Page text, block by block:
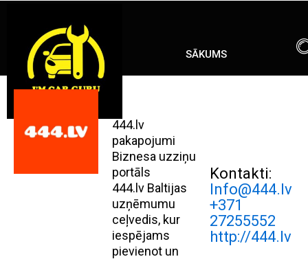
SĀKUMS
444.lv
pakapojumi
Biznesa uzziņu
portāls
444.lv Baltijas
uzņēmumu
ceļvedis, kur
iespējams
pievienot un
Kontakti:
Info@444.lv
+371
27255552
http://444.lv